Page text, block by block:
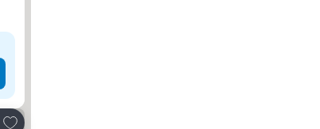
Přidat na seznam oblíbených hotelů